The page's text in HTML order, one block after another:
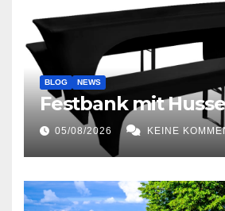
BLOG NEWS
Festbank mit
05/08/2026 KEINE